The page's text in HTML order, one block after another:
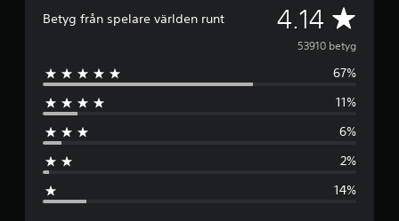
Betyg från spelare världen runt 4.14 G
e
n
o
m
s
53910 betyg
67%
11%
6%
2%
14%